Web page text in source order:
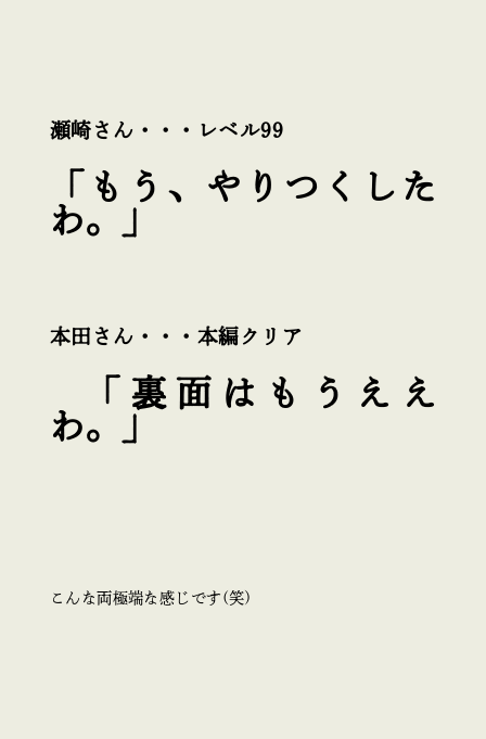
瀬崎さん・・・レベル99
「もう、やりつくした
わ。」
本田さん・・・本編クリア
「裏面はもうええ
わ。」
こんな両極端な感じです(笑)